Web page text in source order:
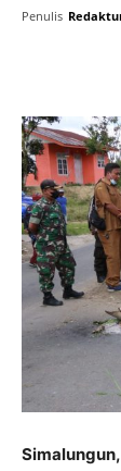
Penulis